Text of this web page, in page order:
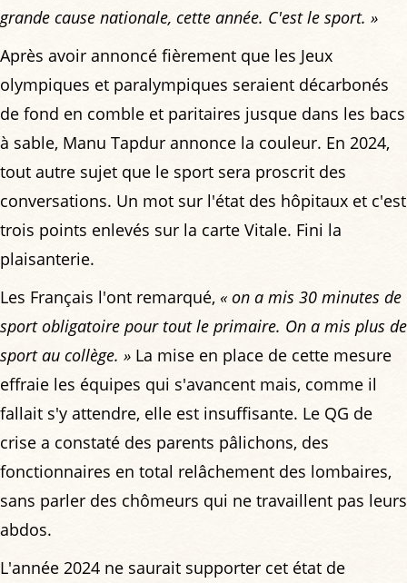
grande cause nationale, cette année. C'est le sport. »
Après avoir annoncé fièrement que les Jeux
olympiques et paralympiques seraient décarbonés
de fond en comble et paritaires jusque dans les bacs
à sable, Manu Tapdur annonce la couleur. En 2024,
tout autre sujet que le sport sera proscrit des
conversations. Un mot sur l'état des hôpitaux et c'est
trois points enlevés sur la carte Vitale. Fini la
plaisanterie.
Les Français l'ont remarqué, « on a mis 30 minutes de
sport obligatoire pour tout le primaire. On a mis plus de
sport au collège. » La mise en place de cette mesure
effraie les équipes qui s'avancent mais, comme il
fallait s'y attendre, elle est insuffisante. Le QG de
crise a constaté des parents pâlichons, des
fonctionnaires en total relâchement des lombaires,
sans parler des chômeurs qui ne travaillent pas leurs
abdos.
L'année 2024 ne saurait supporter cet état de